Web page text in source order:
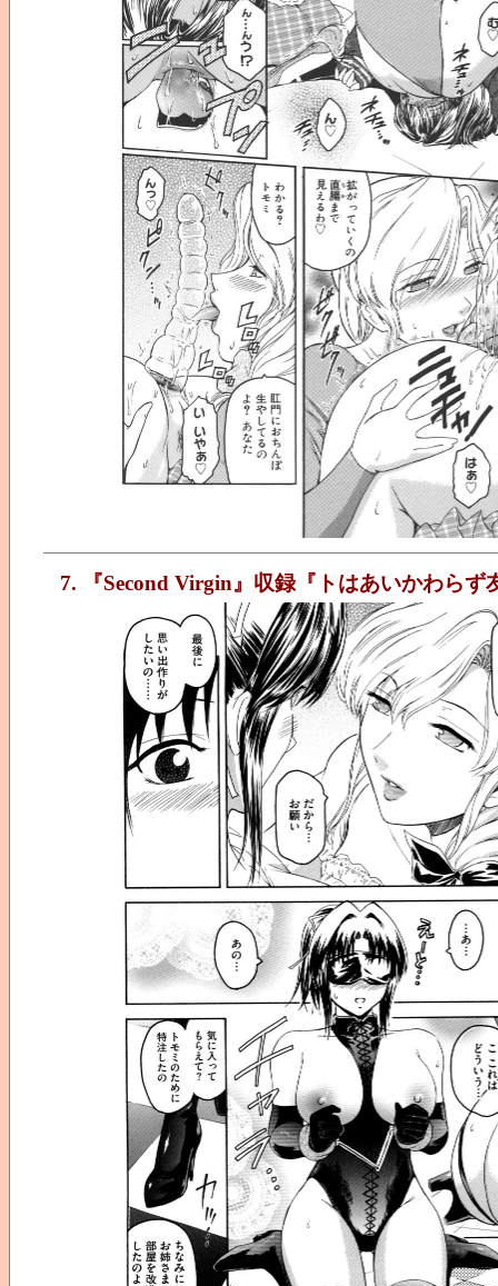
7. 『Second Virgin』収録『トはあいかわらず